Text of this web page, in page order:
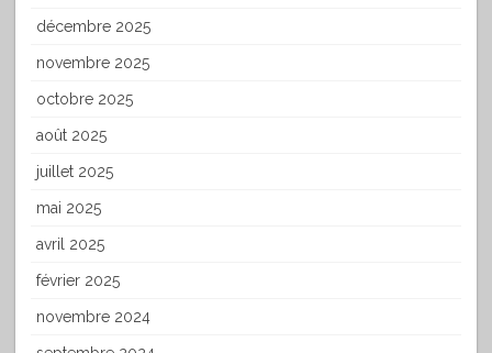
décembre 2025
novembre 2025
octobre 2025
août 2025
juillet 2025
mai 2025
avril 2025
février 2025
novembre 2024